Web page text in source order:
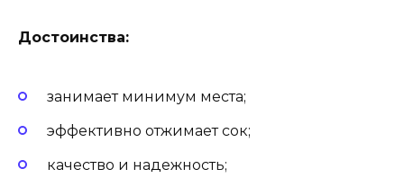
Достоинства:
занимает минимум места;
эффективно отжимает сок;
качество и надежность;